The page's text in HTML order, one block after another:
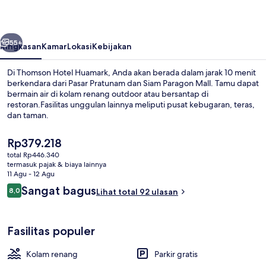
Berikutnya
55+
RingkasanKamarLokasiKebijakan
Di Thomson Hotel Huamark, Anda akan berada dalam jarak 10 menit
berkendara dari Pasar Pratunam dan Siam Paragon Mall. Tamu dapat
bermain air di kolam renang outdoor atau bersantap di
restoran.Fasilitas unggulan lainnya meliputi pusat kebugaran, teras,
dan taman.
Harga
saat
ini
Rp379.218
Rp379.218
total Rp446.340
termasuk pajak & biaya lainnya
11 Agu - 12 Agu
Ulasan
8,08,0 dari 10
Sangat bagusLihat total 92 ulasan
Fasilitas populer
Kolam renang
Parkir gratis